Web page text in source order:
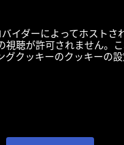
イダーによってホストさ
聴が許可されません。
クッキーのクッキーの設